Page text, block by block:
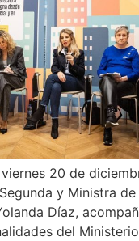
20 de
y Ministra
Díaz,
del